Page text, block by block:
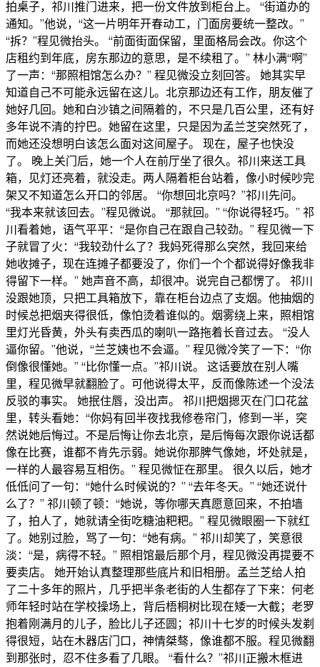
拍桌子，祁川推门进来，把一份文件放到柜台上。 “街道办的
通知。”他说，“这一片明年开春动工，门面房要统一整改。”
“拆？”程见微抬头。 “前面街面保留，里面格局会改。你这个
店租约到年底，房东那边的意思，是不续租了。” 林小满“啊”
了一声：“那照相馆怎么办？” 程见微没立刻回答。 她其实早
知道自己不可能永远留在这儿。北京那边还有工作，朋友催了
她好几回。她和白沙镇之间隔着的，不只是几百公里，还有好
多年说不清的拧巴。她留在这里，只是因为孟兰芝突然死了，
而她还没想明白该怎么面对这间屋子。 现在，屋子也快没
了。 晚上关门后，她一个人在前厅坐了很久。祁川来送工具
箱，见灯还亮着，就没走。两人隔着柜台站着，像小时候吵完
架又不知道怎么开口的邻居。 “你想回北京吗？”祁川先问。
“我本来就该回去。”程见微说。 “那就回。” “你说得轻巧。” 祁
川看着她，语气平平：“是你自己在跟自己较劲。” 程见微一下
子就冒了火：“我较劲什么了？我妈死得那么突然，我回来给
她收摊子，现在连摊子都要没了，你们一个个都说得好像我非
得留下一样。” 她声音不高，却很冲。说完自己都愣了。 祁川
没跟她顶，只把工具箱放下，靠在柜台边点了支烟。他抽烟的
时候总把烟夹得很低，像怕烫着谁似的。烟雾绕上来，照相馆
里灯光昏黄，外头有卖西瓜的喇叭一路拖着长音过去。 “没人
逼你留。”他说，“兰芝姨也不会逼。” 程见微冷笑了一下：“你
倒像很懂她。” “比你懂一点。”祁川说。 这话要放在别人嘴
里，程见微早就翻脸了。可他说得太平，反而像陈述一个没法
反驳的事实。 她抿住唇，没出声。 祁川把烟摁灭在门口花盆
里，转头看她：“你妈有回半夜找我修卷帘门，修到一半，突
然说她后悔过。不是后悔让你去北京，是后悔每次跟你说话都
像在比赛，谁都不肯先示弱。她说你那脾气像她，坏处就是，
一样的人最容易互相伤。” 程见微怔在那里。 很久以后，她才
低低问了一句：“她什么时候说的？” “去年冬天。” “她还说什
么了？” 祁川顿了顿：“她说，等你哪天真愿意回来，不拍墙
了，拍人了，她就请全街吃糖油粑粑。” 程见微眼圈一下就红
了。她别过脸，骂了一句：“她有病。” 祁川却笑了，笑意很
淡：“是，病得不轻。” 照相馆最后那个月，程见微没再提要不
要卖店。 她开始认真整理那些底片和旧相册。孟兰芝给人拍
了二十多年的照片，几乎把半条老街的人生都存了下来：何老
师年轻时站在学校操场上，背后梧桐树比现在矮一大截；老罗
抱着刚满月的儿子，脸比儿子还圆；祁川十七岁的时候头发剃
得很短，站在木器店门口，神情桀骜，像谁都不服。程见微翻
到那张时，忍不住多看了几眼。 “看什么？”祁川正搬木框进